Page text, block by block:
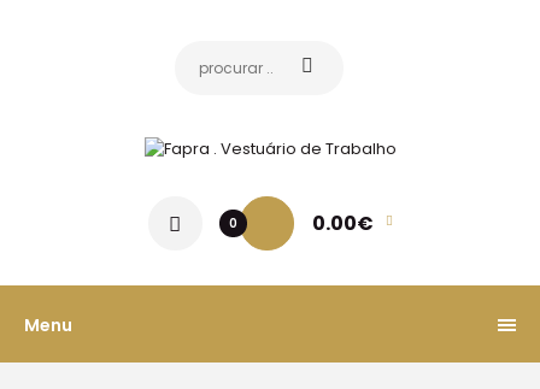
0 0.00€
Menu